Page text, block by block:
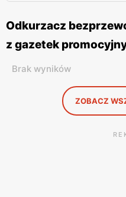
Odkurzacz
z gazetek
Brak wyników
ZOBACZ